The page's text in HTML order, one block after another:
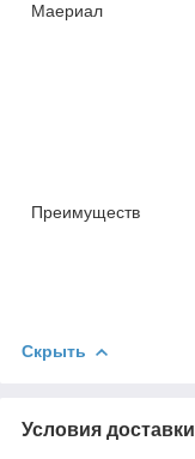
Маериал
Преимуществ
Скрыть
Условия доставки